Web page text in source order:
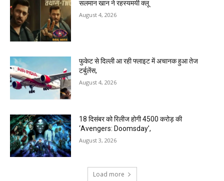
सलमान खान ने रहस्यमयी क्लू
August 4, 2026
फुकेट से दिल्ली आ रही फ्लाइट में अचानक हुआ तेज
टर्बुलेंस,
August 4, 2026
18 दिसंबर को रिलीज होगी 4500 करोड़ की
‘Avengers: Doomsday’,
August 3, 2026
Load more